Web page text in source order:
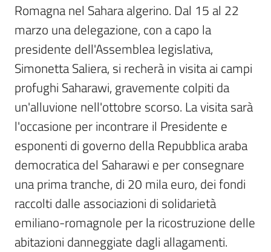
La
cooperazione
dell'Emilia-
Romagna
Assemblea
legislativa
Assemblea
Attività
Argomenti
Romagna nel Sahara algerino. Dal 15 al 22
marzo una delegazione, con a capo la
presidente dell'Assemblea legislativa,
Simonetta Saliera, si recherà in visita ai campi
profughi Saharawi, gravemente colpiti da
un'alluvione nell'ottobre scorso. La visita sarà
l'occasione per incontrare il Presidente e
esponenti di governo della Repubblica araba
democratica del Saharawi e per consegnare
una prima tranche, di 20 mila euro, dei fondi
raccolti dalle associazioni di solidarietà
emiliano-romagnole per la ricostruzione delle
abitazioni danneggiate dagli allagamenti.